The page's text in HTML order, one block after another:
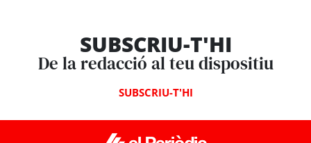
SUBSCRIU-T'HI
De la redacció al teu dispositiu
SUBSCRIU-T'HI